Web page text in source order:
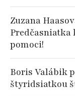
Zuzana
Predčasniatka
pomoci!
Boris Valábik
štyridsiatkou